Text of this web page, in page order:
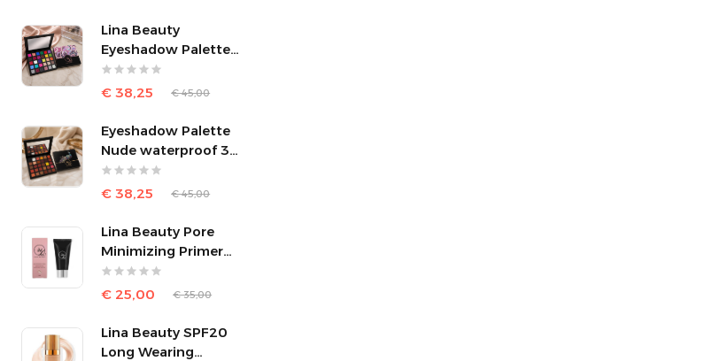
Lina Beauty
Eyeshadow Palette –
Cocktail 30 Colors
€ 38,25
€ 45,00
Eyeshadow Palette
Nude waterproof 30
kleuren
€ 38,25
€ 45,00
Lina Beauty Pore
Minimizing Primer
Shine Control
€ 25,00
€ 35,00
Lina Beauty SPF20
Long Wearing